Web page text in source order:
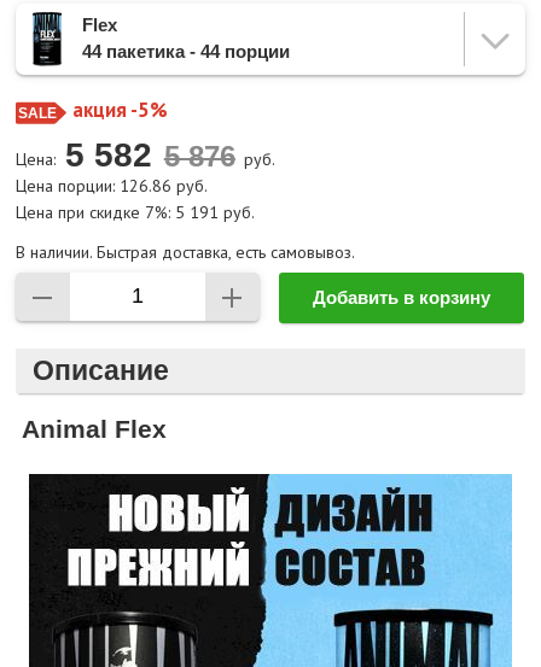
Flex
44 пакетика - 44 порции
акция -5%
Цена: 5 582
руб.
Цена порции: 126.86 руб.
Цена при скидке 7%: 5 191 руб.
В наличии. Быстрая доставка, есть самовывоз.
Добавить в корзину
Описание
Animal Flex